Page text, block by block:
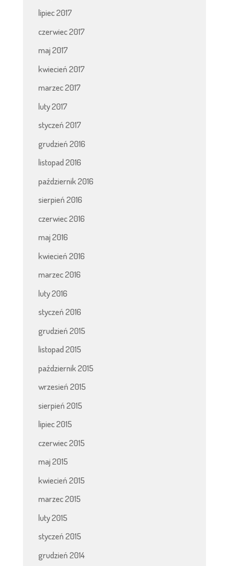
lipiec 2017
czerwiec 2017
maj 2017
kwiecień 2017
marzec 2017
luty 2017
styczeń 2017
grudzień 2016
listopad 2016
październik 2016
sierpień 2016
czerwiec 2016
maj 2016
kwiecień 2016
marzec 2016
luty 2016
styczeń 2016
grudzień 2015
listopad 2015
październik 2015
wrzesień 2015
sierpień 2015
lipiec 2015
czerwiec 2015
maj 2015
kwiecień 2015
marzec 2015
luty 2015
styczeń 2015
grudzień 2014